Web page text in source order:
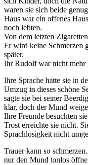
waren sie sich beide
Haus war ein offenes
noch lebten.
Von dem letzten
Er wird keine Schmerzen
später.
Ihr Rudolf war nicht mehr
Ihre Sprache hatte sie in
Umzug in dieses schöne
sagte sie bei seiner
klar, doch der Mund
Ihre Freunde besuchten
Trost erreichte sie nicht.
Sprachlosigkeit nicht
Trauer kann so
nur den Mund tonlos